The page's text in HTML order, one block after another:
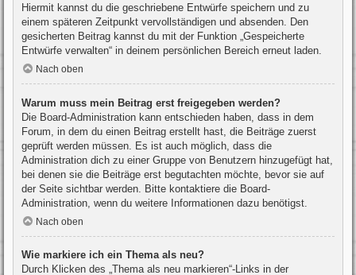
Hiermit kannst du die geschriebene Entwürfe speichern und zu
einem späteren Zeitpunkt vervollständigen und absenden. Den
gesicherten Beitrag kannst du mit der Funktion „Gespeicherte
Entwürfe verwalten“ in deinem persönlichen Bereich erneut laden.
Nach oben
Warum muss mein Beitrag erst freigegeben werden?
Die Board-Administration kann entschieden haben, dass in dem
Forum, in dem du einen Beitrag erstellt hast, die Beiträge zuerst
geprüft werden müssen. Es ist auch möglich, dass die
Administration dich zu einer Gruppe von Benutzern hinzugefügt hat,
bei denen sie die Beiträge erst begutachten möchte, bevor sie auf
der Seite sichtbar werden. Bitte kontaktiere die Board-
Administration, wenn du weitere Informationen dazu benötigst.
Nach oben
Wie markiere ich ein Thema als neu?
Durch Klicken des „Thema als neu markieren“-Links in der